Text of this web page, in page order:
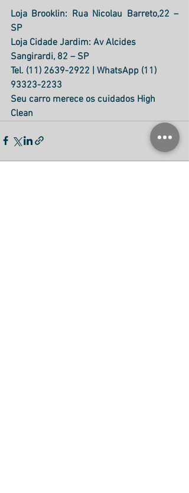
Loja Brooklin: Rua Nicolau Barreto,22 –
SP
Loja Cidade Jardim: Av Alcides
Sangirardi, 82 – SP
Tel. (11) 2639-2922 | WhatsApp (11)
93323-2233
Seu carro merece os cuidados High
Clean